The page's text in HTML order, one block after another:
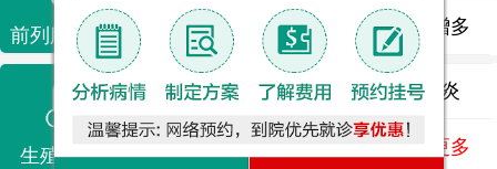
前列腺疾病 前列腺增生 排尿不畅 夜尿增多
生殖感染
龟头炎 睾丸炎 尿道炎
了解更多